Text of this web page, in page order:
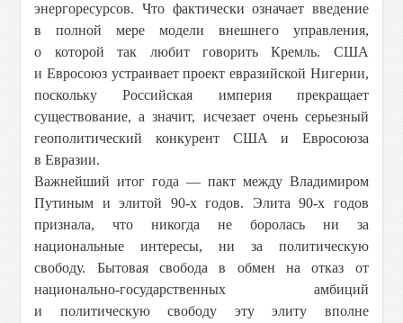
энергоресурсов. Что фактически означает введение
в полной мере модели внешнего управления,
о которой так любит говорить Кремль. США
и Евросоюз устраивает проект евразийской Нигерии,
поскольку Российская империя прекращает
существование, а значит, исчезает очень серьезный
геополитический конкурент США и Евросоюза
в Евразии.
Важнейший итог года — пакт между Владимиром
Путиным и элитой 90-х годов. Элита 90-х годов
признала, что никогда не боролась ни за
национальные интересы, ни за политическую
свободу. Бытовая свобода в обмен на отказ от
национально-государственных амбиций
и политическую свободу эту элиту вполне